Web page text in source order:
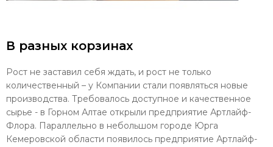
В разных корзинах
Рост не заставил себя ждать, и рост не только
количественный – у Компании стали появляться новые
производства. Требовалось доступное и качественное
сырье - в Горном Алтае открыли предприятие Артлайф-
Флора. Параллельно в небольшом городе Юрга
Кемеровской области появилось предприятие Артлайф-